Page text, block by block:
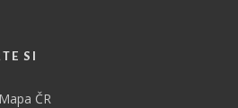
SI
Mapa ČR